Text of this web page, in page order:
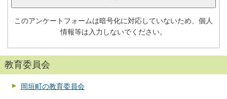
このアンケートフォームは暗号化に対応していないため、個人
情報等は入力しないでください。
教育委員会
岡垣町の教育委員会